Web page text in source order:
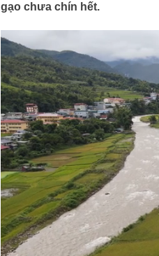
gạo chưa chín hết.